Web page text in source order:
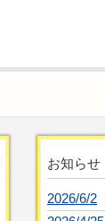
お知らせ
2026/6/2